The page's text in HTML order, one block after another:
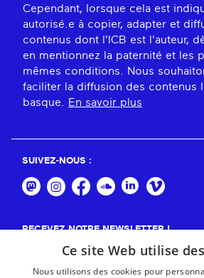
Cependant, lorsque cela est
autorisé.e à copier, adapter et
contenus dont l'ICB est l'auteur,
en mentionnez la paternité et les
mêmes conditions. Nous
faciliter la diffusion des contenus
basque.
En savoir plus
SUIVEZ-NOUS :
RECEVEZ NOTRE NEWSLETTER !
Ce site Web utilise
Nous utilisons des cookies pour